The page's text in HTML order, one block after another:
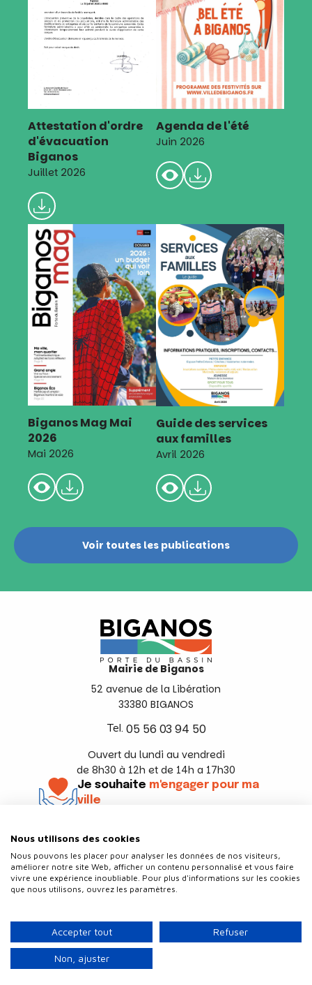
Attestation d'ordre
d'évacuation
Biganos
Juillet 2026
Agenda de l'été
Juin 2026
Biganos Mag Mai
2026
Mai 2026
Guide des services
aux familles
Avril 2026
Voir toutes les publications
Mairie de Biganos
52 avenue de la Libération
33380 BIGANOS
Tel. 05 56 03 94 50
Ouvert du lundi au vendredi
de 8h30 à 12h et de 14h a 17h30
Je souhaite m'engager pour ma
ville
Suivez-nous
Politique de confidentialité
Plan du site
Nous utilisons des cookies
Nous pouvons les placer pour analyser les données de nos visiteurs,
améliorer notre site Web, afficher un contenu personnalisé et vous faire
vivre une expérience inoubliable. Pour plus d'informations sur les cookies
que nous utilisons, ouvrez les paramètres.
Accepter tout Refuser
Non, ajuster